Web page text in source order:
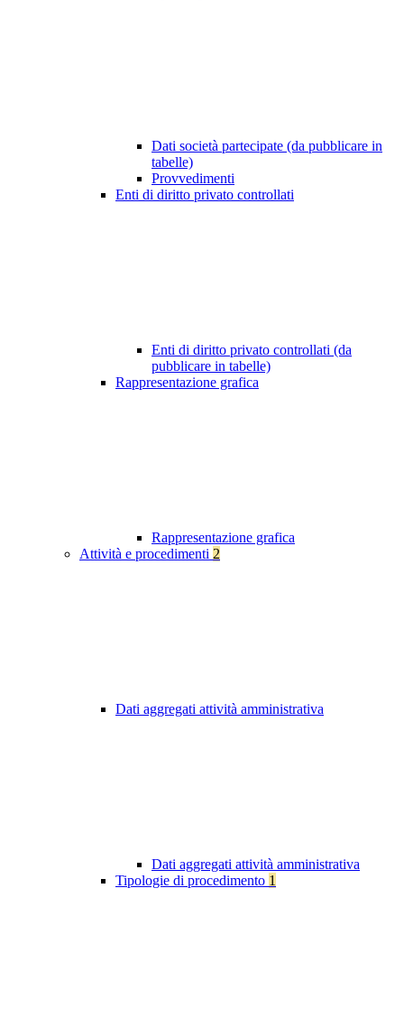
Dati società partecipate (da pubblicare in
tabelle)
Provvedimenti
Enti di diritto privato controllati
Enti di diritto privato controllati (da
pubblicare in tabelle)
Rappresentazione grafica
Rappresentazione grafica
Attività e procedimenti 2
Dati aggregati attività amministrativa
Dati aggregati attività amministrativa
Tipologie di procedimento 1